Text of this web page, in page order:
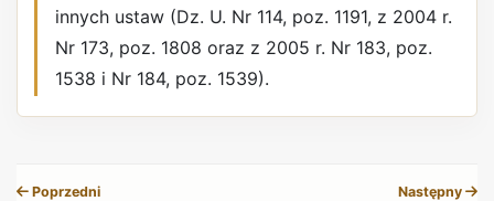
innych ustaw (Dz. U. Nr 114, poz. 1191, z 2004 r.
Nr 173, poz. 1808 oraz z 2005 r. Nr 183, poz.
1538 i Nr 184, poz. 1539).
Poprzedni Następny